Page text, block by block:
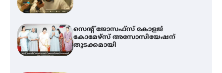
സെന്റ് ജോസഫ്സ് കോളജ്
കോമേഴ്‌സ് അസോസിയേഷന്
തുടക്കമായി